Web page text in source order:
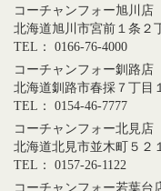
コーチャンフォー旭川店
北海道旭川市宮前１条２
TEL： 0166-76-4000
コーチャンフォー釧路店
北海道釧路市春採７丁目
TEL： 0154-46-7777
コーチャンフォー北見店
北海道北見市並木町５２
TEL： 0157-26-1122
コーチャンフォー若葉台